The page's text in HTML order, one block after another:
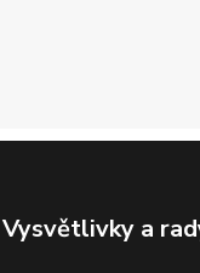
Vysvětlivky a